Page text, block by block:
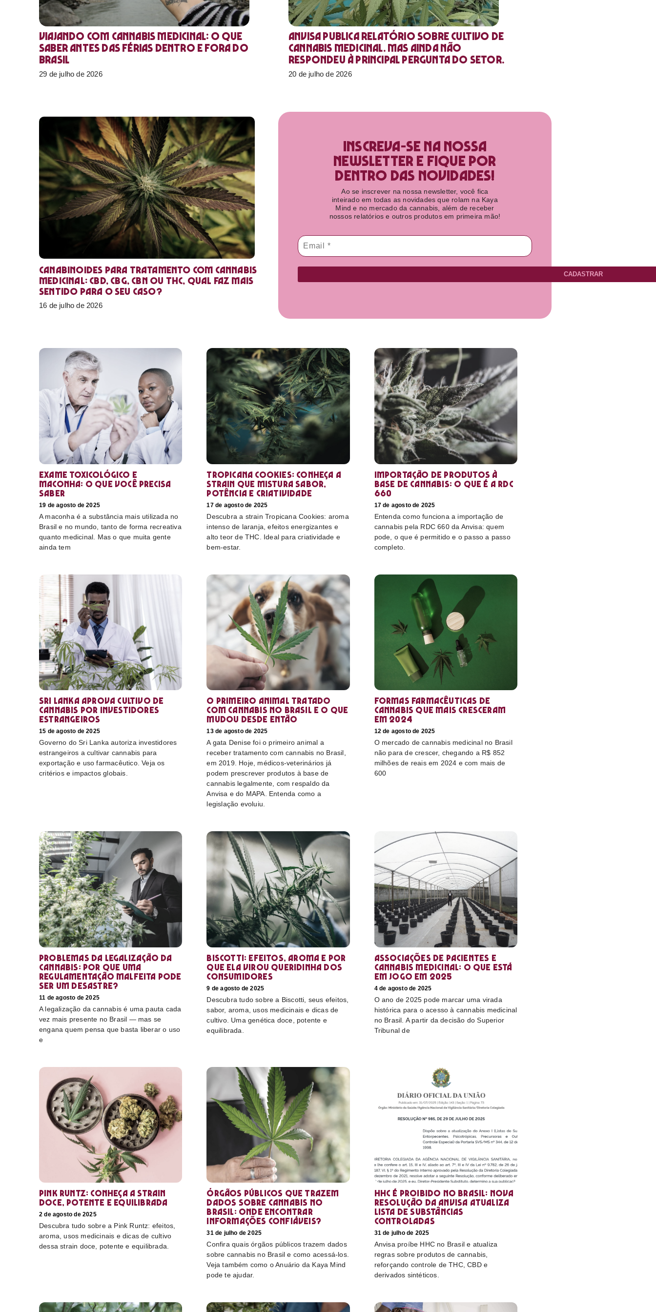
Viajando com cannabis medicinal: o que
saber antes das férias dentro e fora do
Brasil
29 de julho de 2026
Anvisa publica relatório sobre cultivo de
Cannabis medicinal. Mas ainda não
respondeu à principal pergunta do setor.
20 de julho de 2026
Canabinoides para tratamento com cannabis
medicinal: CBD, CBG, CBN ou THC, qual faz mais
sentido para o seu caso?
16 de julho de 2026
Inscreva-se na nossa
newsletter e fique por
dentro das novidades!​
Ao se inscrever na nossa newsletter, você fica
inteirado em todas as novidades que rolam na Kaya
Mind e no mercado da cannabis, além de receber
nossos relatórios e outros produtos em primeira mão!
CADASTRAR
Exame toxicológico e
maconha: o que você precisa
saber
19 de agosto de 2025
A maconha é a substância mais utilizada no
Brasil e no mundo, tanto de forma recreativa
quanto medicinal. Mas o que muita gente
ainda tem
Tropicana Cookies: conheça a
strain que mistura sabor,
potência e criatividade
17 de agosto de 2025
Descubra a strain Tropicana Cookies: aroma
intenso de laranja, efeitos energizantes e
alto teor de THC. Ideal para criatividade e
bem-estar.
Importação de produtos à
base de cannabis: o que é a RDC
660
17 de agosto de 2025
Entenda como funciona a importação de
cannabis pela RDC 660 da Anvisa: quem
pode, o que é permitido e o passo a passo
completo.
Sri Lanka aprova cultivo de
cannabis por investidores
estrangeiros
15 de agosto de 2025
Governo do Sri Lanka autoriza investidores
estrangeiros a cultivar cannabis para
exportação e uso farmacêutico. Veja os
critérios e impactos globais.
O primeiro animal tratado
com cannabis no Brasil e o que
mudou desde então
13 de agosto de 2025
A gata Denise foi o primeiro animal a
receber tratamento com cannabis no Brasil,
em 2019. Hoje, médicos-veterinários já
podem prescrever produtos à base de
cannabis legalmente, com respaldo da
Anvisa e do MAPA. Entenda como a
legislação evoluiu.
Formas farmacêuticas de
cannabis que mais cresceram
em 2024
12 de agosto de 2025
O mercado de cannabis medicinal no Brasil
não para de crescer, chegando a R$ 852
milhões de reais em 2024 e com mais de
600
Problemas da legalização da
cannabis: por que uma
regulamentação malfeita pode
ser um desastre?
11 de agosto de 2025
A legalização da cannabis é uma pauta cada
vez mais presente no Brasil — mas se
engana quem pensa que basta liberar o uso
e
Biscotti: efeitos, aroma e por
que ela virou queridinha dos
consumidores
9 de agosto de 2025
Descubra tudo sobre a Biscotti, seus efeitos,
sabor, aroma, usos medicinais e dicas de
cultivo. Uma genética doce, potente e
equilibrada.
Associações de pacientes e
cannabis medicinal: o que está
em jogo em 2025
4 de agosto de 2025
O ano de 2025 pode marcar uma virada
histórica para o acesso à cannabis medicinal
no Brasil. A partir da decisão do Superior
Tribunal de
Pink Runtz: conheça a strain
doce, potente e equilibrada
2 de agosto de 2025
Descubra tudo sobre a Pink Runtz: efeitos,
aroma, usos medicinais e dicas de cultivo
dessa strain doce, potente e equilibrada.
Órgãos públicos que trazem
dados sobre cannabis no
Brasil: onde encontrar
informações confiáveis?
31 de julho de 2025
Confira quais órgãos públicos trazem dados
sobre cannabis no Brasil e como acessá-los.
Veja também como o Anuário da Kaya Mind
pode te ajudar.
HHC é proibido no Brasil: nova
resolução da Anvisa atualiza
lista de substâncias
controladas
31 de julho de 2025
Anvisa proíbe HHC no Brasil e atualiza
regras sobre produtos de cannabis,
reforçando controle de THC, CBD e
derivados sintéticos.